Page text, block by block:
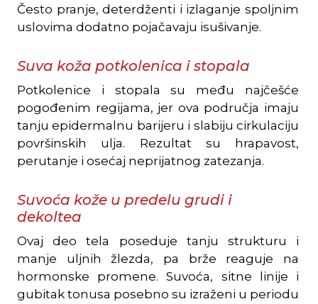
Često pranje, deterdženti i izlaganje spoljnim
uslovima dodatno pojačavaju isušivanje.
Suva koža potkolenica i stopala
Potkolenice i stopala su među najčešće
pogođenim regijama, jer ova područja imaju
tanju epidermalnu barijeru i slabiju cirkulaciju
površinskih ulja. Rezultat su hrapavost,
perutanje i osećaj neprijatnog zatezanja.
Suvoća kože u predelu grudi i
dekoltea
Ovaj deo tela poseduje tanju strukturu i
manje uljnih žlezda, pa brže reaguje na
hormonske promene. Suvoća, sitne linije i
gubitak tonusa posebno su izraženi u periodu